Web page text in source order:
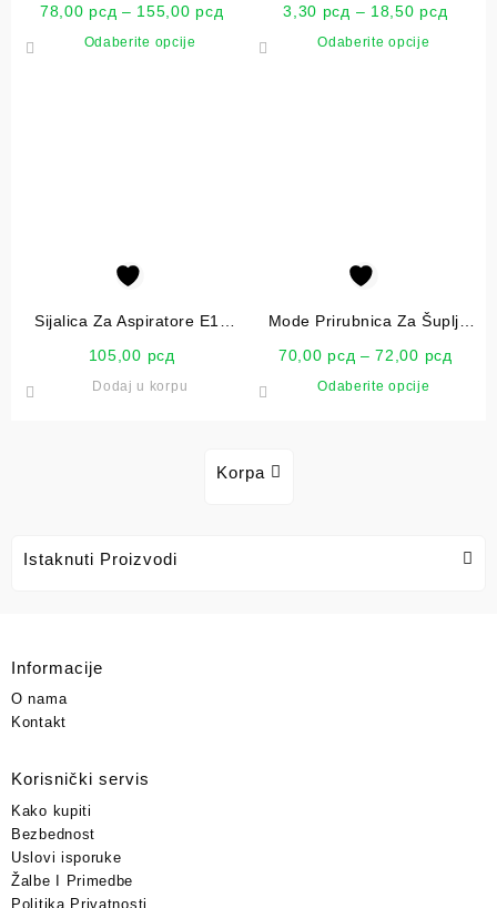
Korpa
78,00 рсд – 155,00 рсд
Odaberite opcije
3,30 рсд – 18,50 рсд
Odaberite opcije
Sijalica Za Aspiratore E14
105,00 рсд
Dodaj u korpu
Mode Prirubnica Za Šuplji
70,00 рсд – 72,00 рсд
Odaberite opcije
Istaknuti Proizvodi
Informacije
O nama
Kontakt
Korisnički servis
Kako kupiti
Bezbednost
Uslovi isporuke
Žalbe I Primedbe
Politika Privatnosti